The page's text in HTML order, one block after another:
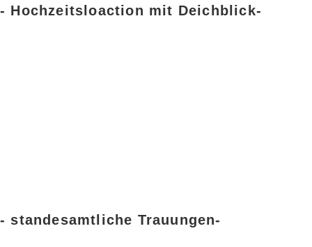
- Hochzeitsloaction mit Deichblick-
- standesamtliche Trauungen-